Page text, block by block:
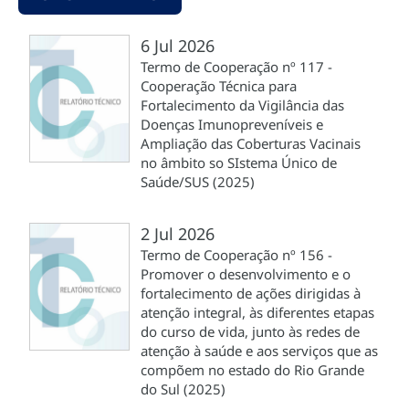
6 Jul 2026
Termo de Cooperação nº 117 -
Cooperação Técnica para
Fortalecimento da Vigilância das
Doenças Imunopreveníveis e
Ampliação das Coberturas Vacinais
no âmbito so SIstema Único de
Saúde/SUS (2025)
2 Jul 2026
Termo de Cooperação nº 156 -
Promover o desenvolvimento e o
fortalecimento de ações dirigidas à
atenção integral, às diferentes etapas
do curso de vida, junto às redes de
atenção à saúde e aos serviços que as
compõem no estado do Rio Grande
do Sul (2025)